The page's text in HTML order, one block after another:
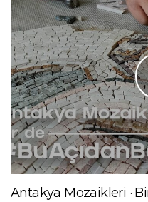
Antakya Mozaikleri ·